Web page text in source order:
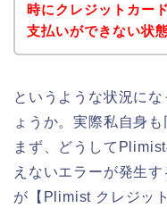
時にクレジットカー
支払いができない状
というような状況に
ょうか。実際私自身
まず、どうして
えないエラーが発生
が【Plimist クレジッ